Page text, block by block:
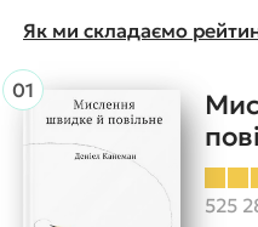
Як ми складаємо
525